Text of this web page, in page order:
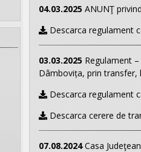
04.03.2025 ANUNŢ
Descarca regulament
03.03.2025 Regulament
Dâmbovița, prin transfer,
Descarca regulament
Descarca cerere de
07.08.2024Casa